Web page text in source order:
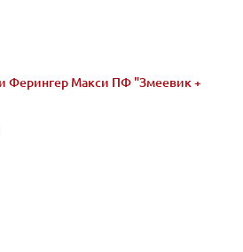
Ферингер Макси ПФ "Змеевик +